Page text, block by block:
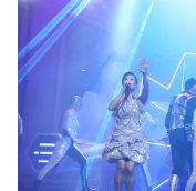
VTV9
Liên hệ tòa soạn